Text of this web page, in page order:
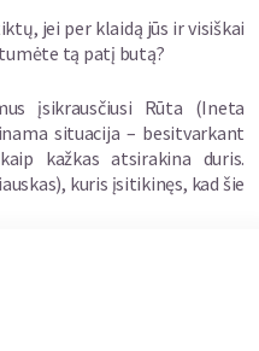
jei per klaidą jūs ir visiškai
tą patį butą?
įsikrausčiusi Rūta (Ineta
situacija – besitvarkant
kažkas atsirakina duris.
kuris įsitikinęs, kad šie
„sudainuoja“, jog
viskas nėra taip paprasta!